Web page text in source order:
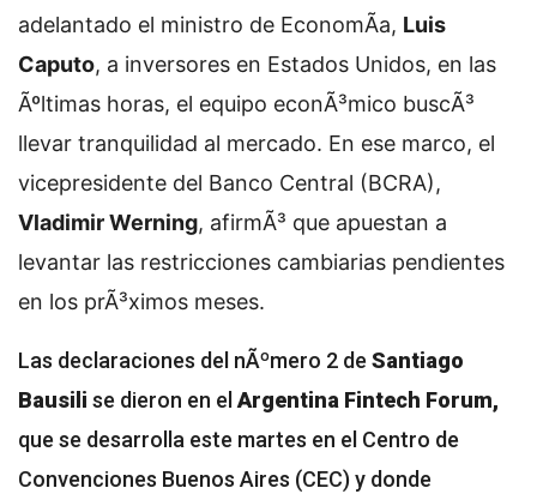
adelantado el ministro de EconomÃ­a, Luis
Caputo, a inversores en Estados Unidos, en las
Ãºltimas horas, el equipo econÃ³mico buscÃ³
llevar tranquilidad al mercado. En ese marco, el
vicepresidente del Banco Central (BCRA),
Vladimir Werning, afirmÃ³ que apuestan a
levantar las restricciones cambiarias pendientes
en los prÃ³ximos meses.
Las declaraciones del nÃºmero 2 de Santiago
Bausili se dieron en elArgentina Fintech Forum,
que se desarrolla este martes en el Centro de
Convenciones Buenos Aires (CEC) y donde